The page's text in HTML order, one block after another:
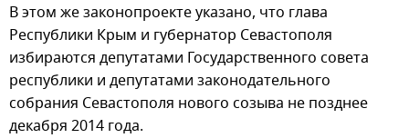
В этом же законопроекте указано, что глава
Республики Крым и губернатор Севастополя
избираются депутатами Государственного совета
республики и депутатами законодательного
собрания Севастополя нового созыва не позднее
декабря 2014 года.